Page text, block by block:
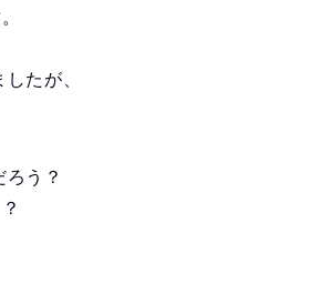
たが、
う？